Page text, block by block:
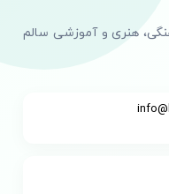
هنری و آموزشی سالم